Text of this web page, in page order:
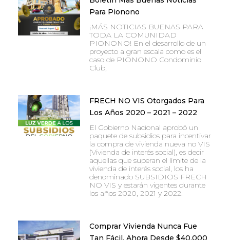
Para Pionono
¡MÁS NOTICIAS BUENAS PARA
TODA LA COMUNIDAD
PIONONO! En el desarrollo de un
proyecto a gran escala como es el
caso de PIONONO Condominio
Club,
FRECH NO VIS Otorgados Para
Los Años 2020 – 2021 – 2022
El Gobierno Nacional aprobó un
paquete de subsidios para incentivar
la compra de vivienda nueva no VIS
(Vivienda de interés social), es decir
aquellas que superan el límite de la
vivienda de interés social, los ha
denominado SUBSIDIOS FRECH
NO VIS y estarán vigentes durante
los años 2020, 2021 y 2022.
Comprar Vivienda Nunca Fue
Tan Fácil, Ahora Desde $40.000